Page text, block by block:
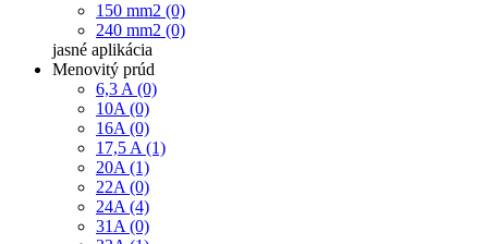
150 mm2 (0)
240 mm2 (0)
jasné aplikácia
Menovitý prúd
6,3 A (0)
10A (0)
16A (0)
17,5 A (1)
20A (1)
22A (0)
24A (4)
31A (0)